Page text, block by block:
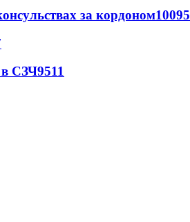
за кордоном10095
в СЗЧ9511